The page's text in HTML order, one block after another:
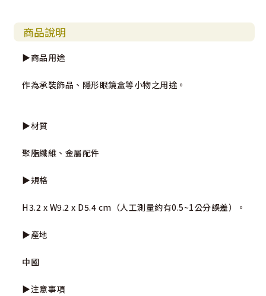
商品說明
▶商品用途
作為承裝飾品、隱形眼鏡盒等小物之用途。
▶材質
聚脂纖維、金屬配件
▶規格
H3.2 x W9.2 x D5.4 cm（人工測量約有0.5~1公分誤差）。
▶產地
中國
▶注意事項